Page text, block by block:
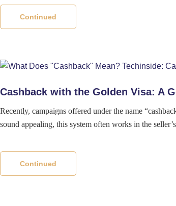
Continued
Cashback with the Golden Visa: A
Recently, campaigns offered under the name
sound appealing, this system often works in the
Continued